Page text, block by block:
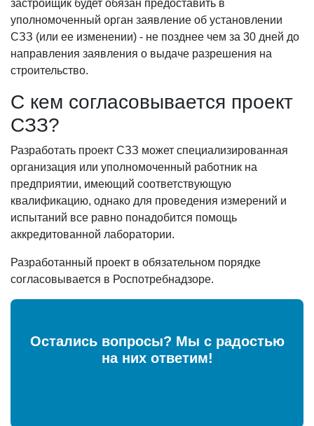
застройщик будет обязан предоставить в
уполномоченный орган заявление об установлении
СЗЗ (или ее изменении) - не позднее чем за 30 дней до
направления заявления о выдаче разрешения на
строительство.
С кем согласовывается проект
СЗЗ?
Разработать проект СЗЗ может специализированная
организация или уполномоченный работник на
предприятии, имеющий соответствующую
квалификацию, однако для проведения измерений и
испытаний все равно понадобится помощь
аккредитованной лаборатории.
Разработанный проект в обязательном порядке
согласовывается в Роспотребнадзоре.
Остались вопросы? Мы с радостью
на них ответим!